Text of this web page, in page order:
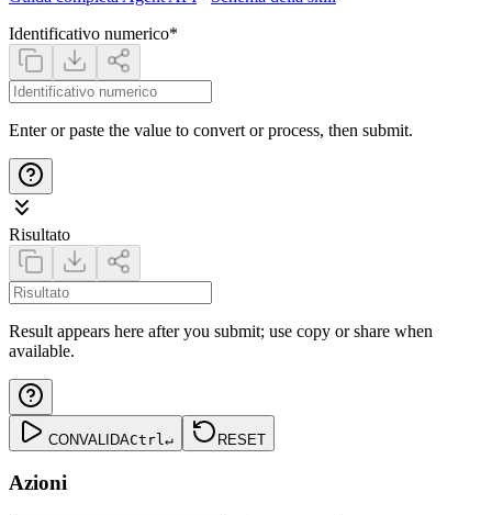
Identificativo numerico*
Enter or paste the value to convert or process, then submit.
Risultato
Result appears here after you submit; use copy or share when
available.
CONVALIDACtrl ↵ RESET
Azioni